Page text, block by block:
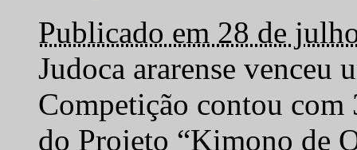
Publicado em 28 de
Judoca ararense venceu
Competição contou com
do Projeto “Kimono de